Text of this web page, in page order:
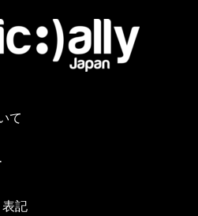
て
記